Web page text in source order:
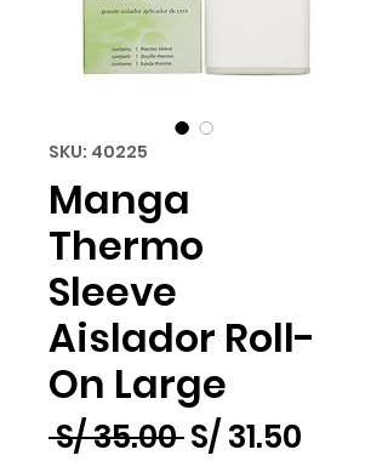
SKU: 40225
Manga
Thermo
Sleeve
Aislador Roll-
On Large
S/ 35.00 Precio
S/ 31.50